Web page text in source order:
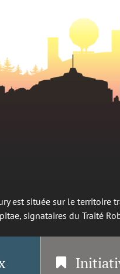
est située sur le territoire
signataires du Traité